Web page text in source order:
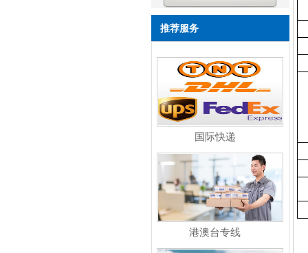
推荐服务
国际快递
港澳台专线